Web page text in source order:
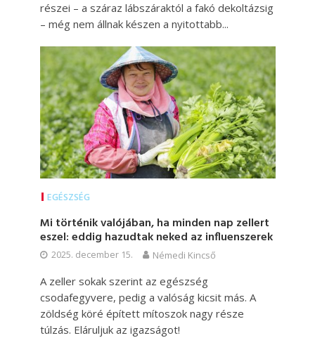
részei – a száraz lábszáraktól a fakó dekoltázsig
– még nem állnak készen a nyitottabb...
EGÉSZSÉG
Mi történik valójában, ha minden nap zellert
eszel: eddig hazudtak neked az influenszerek
2025. december 15. Némedi Kincső
A zeller sokak szerint az egészség
csodafegyvere, pedig a valóság kicsit más. A
zöldség köré épített mítoszok nagy része
túlzás. Eláruljuk az igazságot!